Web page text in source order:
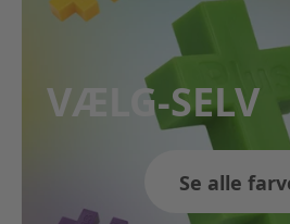
VÆLG-SELV
Se alle